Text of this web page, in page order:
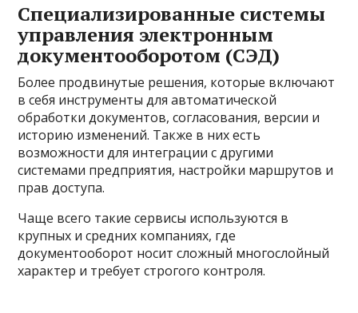
Специализированные системы
управления электронным
документооборотом (СЭД)
Более продвинутые решения, которые включают
в себя инструменты для автоматической
обработки документов, согласования, версии и
историю изменений. Также в них есть
возможности для интеграции с другими
системами предприятия, настройки маршрутов и
прав доступа.
Чаще всего такие сервисы используются в
крупных и средних компаниях, где
документооборот носит сложный многослойный
характер и требует строгого контроля.